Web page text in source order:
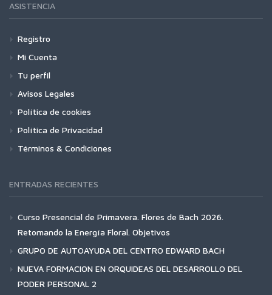
ASISTENCIA
Registro
Mi Cuenta
Tu perfil
Avisos Legales
Política de cookies
Política de Privacidad
Términos & Condiciones
ENTRADAS RECIENTES
Curso Presencial de Primavera. Flores de Bach 2026.
Retomando la Energía Floral. Objetivos
GRUPO DE AUTOAYUDA DEL CENTRO EDWARD BACH
NUEVA FORMACION EN ORQUIDEAS DEL DESARROLLO DEL
PODER PERSONAL 2